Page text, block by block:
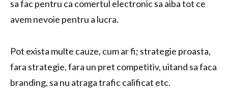
sa fac pentru ca comertul electronic sa aiba tot ce
avem nevoie pentru a lucra.
Pot exista multe cauze, cum ar fi; strategie proasta,
fara strategie, fara un pret competitiv, uitand sa faca
branding, sa nu atraga trafic calificat etc.